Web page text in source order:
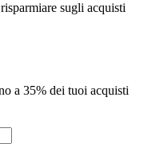
sugli acquisti
a 35% dei tuoi acquisti